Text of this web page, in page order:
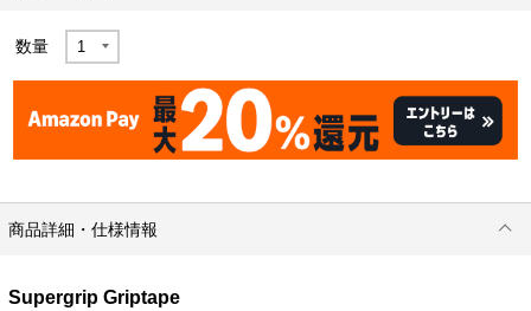
数量
商品詳細・仕様情報
Supergrip Griptape